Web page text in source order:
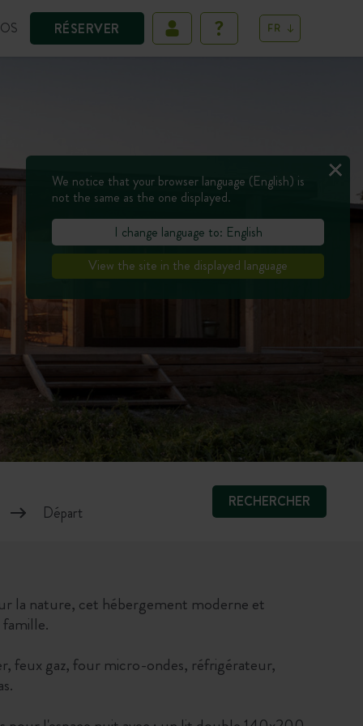
RÉSERVER FR
RECHERCHER
la nature, cet hébergement moderne et
feux gaz, four micro-ondes, réfrigérateur,
We notice that your browser language (English) is
not the same as the one displayed.
I change language to: English
View the site in the displayed language